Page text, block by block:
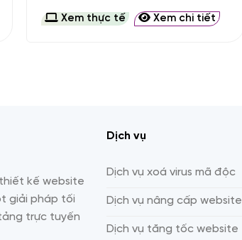
Xem thực tế Xem chi tiết
kế website
giải pháp tối
trực tuyến
Dịch vụ
Dịch vụ xoá virus mã độc
Dịch vụ nâng cấp website
Dịch vụ tăng tốc website